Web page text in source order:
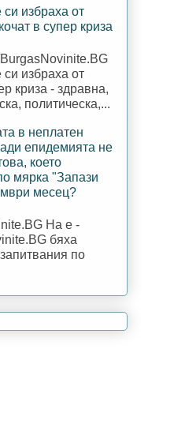
си избраха от
в супер криза
си избраха от
криза - здравна,
политическа,...
в неплатен
епидемията не
което
мярка "Запази
месец?
На е -
бяха
по